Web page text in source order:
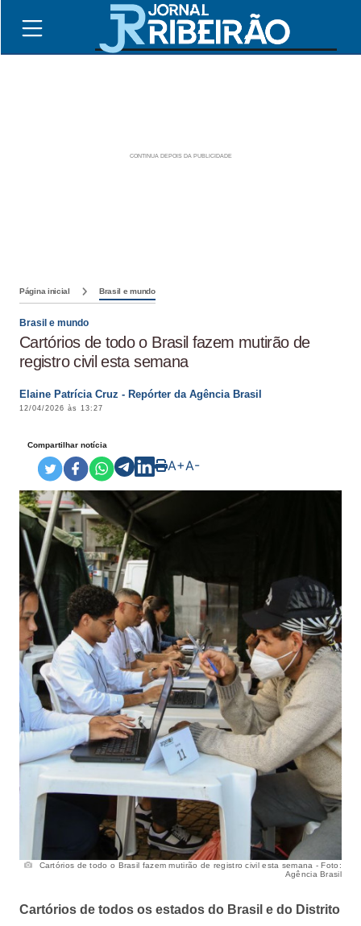
Página inicial Brasil e mundo
Brasil e mundo
Cartórios de todo o Brasil fazem mutirão de
registro civil esta semana
Elaine Patrícia Cruz - Repórter da Agência Brasil
12/04/2026 às 13:27
Compartilhar notícia
A+A-
Cartórios de todo o Brasil fazem mutirão de registro civil esta semana - Foto:
Agência Brasil
Cartórios de todos os estados do Brasil e do Distrito